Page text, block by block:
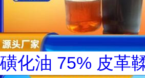
磺化油 75% 皮革